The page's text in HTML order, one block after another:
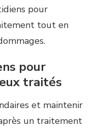
pour
tout en
pour
traités
et maintenir
un traitement